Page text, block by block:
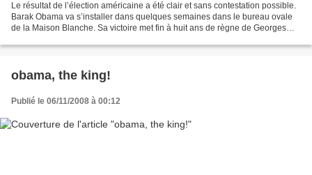
Le résultat de l’élection américaine a été clair et sans contestation possible.
Barak Obama va s’installer dans quelques semaines dans le bureau ovale
de la Maison Blanche. Sa victoire met fin à huit ans de règne de Georges
obama, the king!
Publié le 06/11/2008 à 00:12